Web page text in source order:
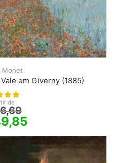
Monet
em Giverny (1885)
de